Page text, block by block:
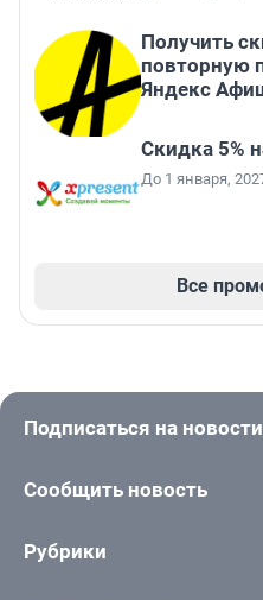
Получить
повторную
Яндекс
Скидка 5%
До 1 января,
Все
Подписаться на новости
Сообщить новость
Рубрики